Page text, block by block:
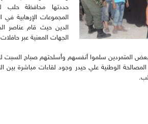
حددتها محافظة حلب
المجموعات الإرهابية
الدين حيث قام عناصر
الجهات المعنية عبر
بعض المتمردين سلموا أنفسهم وأسلحتهم صباح السبت
الوطنية علي حيدر وجود لقاءات مباشرة بين